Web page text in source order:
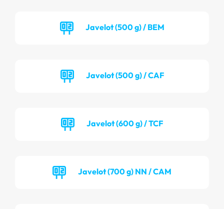
Javelot (500 g) / BEM
Javelot (500 g) / CAF
Javelot (600 g) / TCF
Javelot (700 g) NN / CAM